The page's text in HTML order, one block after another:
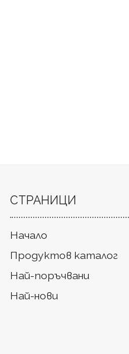
СТРАНИЦИ
Начало
Продуктов каталог
Най-поръчвани
Най-нови